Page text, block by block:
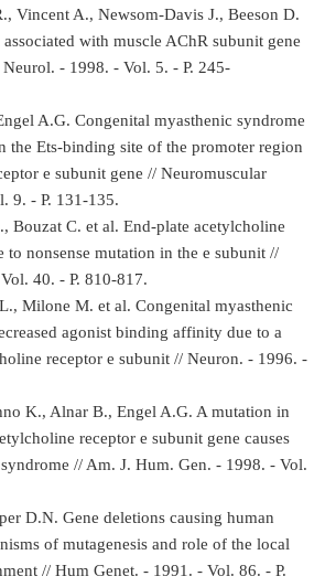
Vincent A., Newsom-Davis J., Beeson D.
with muscle AChR subunit gene
- 1998. - Vol. 5. - P. 245-
A.G. Congenital myasthenic syndrоme
the Ets-binding site of the promoter region
e subunit gene // Neuromuscular
9. - P. 131-135.
Bouzat C. et al. End-plate acetylcholine
to nonsense mutation in the e subunit //
40. - P. 810-817.
Milone M. et al. Congenital myasthenic
agonist binding affinity due to a
receptor e subunit // Neuron. - 1996. -
K., Alnar B., Engel A.G. A mutation in
receptor e subunit gene causes
// Am. J. Hum. Gen. - 1998. - Vol.
D.N. Gene deletions causing human
of mutagenesis and role of the local
// Hum Genet. - 1991. - Vol. 86. - P.